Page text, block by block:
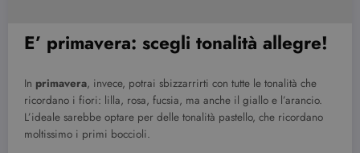
E’ primavera: scegli tonalità allegre!
In primavera, invece, potrai sbizzarrirti con tutte le tonalità che
ricordano i fiori: lilla, rosa, fucsia, ma anche il giallo e l’arancio.
L’ideale sarebbe optare per delle tonalità pastello, che ricordano
moltissimo i primi boccioli.